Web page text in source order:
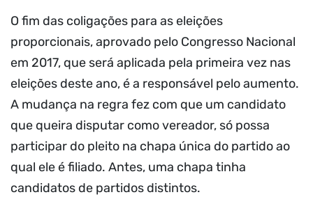
O fim das coligações para as eleições
proporcionais, aprovado pelo Congresso Nacional
em 2017, que será aplicada pela primeira vez nas
eleições deste ano, é a responsável pelo aumento.
A mudança na regra fez com que um candidato
que queira disputar como vereador, só possa
participar do pleito na chapa única do partido ao
qual ele é filiado. Antes, uma chapa tinha
candidatos de partidos distintos.